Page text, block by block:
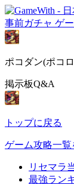
事前ガチャ ゲ
ポコダン(ポコ
掲示板Q&A
トップに戻る
ゲーム攻略一覧
リセマラ
最強ラン